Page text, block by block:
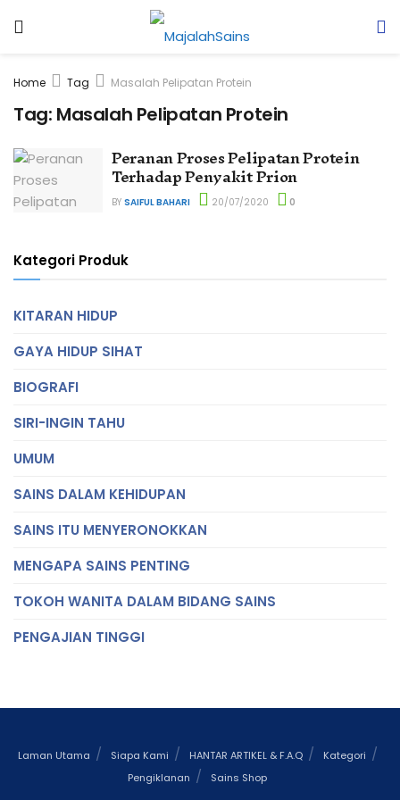
Home Tag Masalah Pelipatan Protein
Tag: Masalah Pelipatan Protein
Peranan Proses Pelipatan Protein
Terhadap Penyakit Prion
BY SAIFUL BAHARI 20/07/2020 0
Kategori Produk
KITARAN HIDUP
GAYA HIDUP SIHAT
BIOGRAFI
SIRI-INGIN TAHU
UMUM
SAINS DALAM KEHIDUPAN
SAINS ITU MENYERONOKKAN
MENGAPA SAINS PENTING
TOKOH WANITA DALAM BIDANG SAINS
PENGAJIAN TINGGI
Laman Utama Siapa Kami HANTAR ARTIKEL & F.A.Q
Kategori
Pengiklanan
Sains Shop